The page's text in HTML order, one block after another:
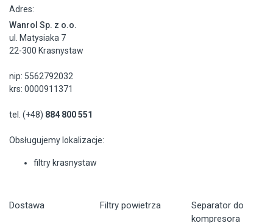
Adres:
Wanrol Sp. z o.o.
ul. Matysiaka 7
22-300 Krasnystaw
nip: 5562792032
krs: 0000911371
tel. (+48) 884 800 551
Obsługujemy lokalizacje:
filtry krasnystaw
Dostawa Filtry powietrza
Separator do
kompresora